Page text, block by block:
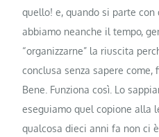
quello! e, quando si parte
abbiamo neanche il tempo,
“organizzarne” la riuscita
conclusa senza sapere come,
Bene. Funziona così. Lo
eseguiamo quel copione alla
qualcosa dieci anni fa non ci